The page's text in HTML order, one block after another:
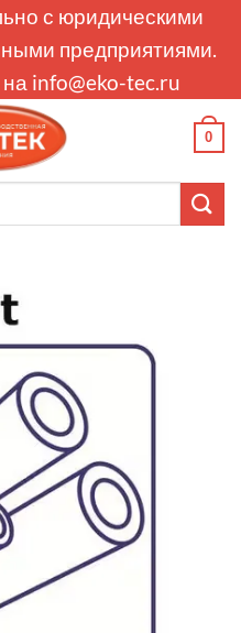
с юридическими
предприятиями.
info@eko-tec.ru
0